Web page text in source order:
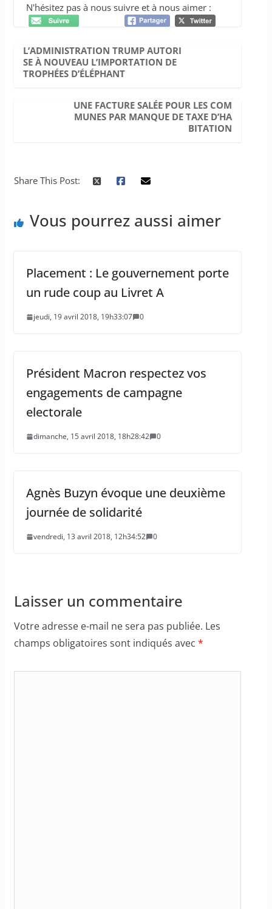
N'hésitez pas à nous suivre et à nous aimer :
L’ADMINISTRATION TRUMP AUTORI
SE À NOUVEAU L’IMPORTATION DE
TROPHÉES D’ÉLÉPHANT
UNE FACTURE SALÉE POUR LES COM
MUNES PAR MANQUE DE TAXE D’HA
BITATION
Share This Post:
Vous pourrez aussi aimer
Placement : Le gouvernement porte
un rude coup au Livret A
jeudi, 19 avril 2018, 19h33:07 0
Président Macron respectez vos
engagements de campagne
electorale
dimanche, 15 avril 2018, 18h28:42 0
Agnès Buzyn évoque une deuxième
journée de solidarité
vendredi, 13 avril 2018, 12h34:52 0
Laisser un commentaire
Votre adresse e-mail ne sera pas publiée. Les
champs obligatoires sont indiqués avec *